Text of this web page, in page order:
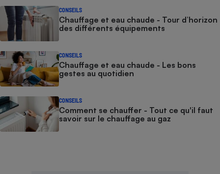
CONSEILS
Chauffage et eau chaude - Tour d’horizon
des différents équipements
CONSEILS
Chauffage et eau chaude - Les bons
gestes au quotidien
CONSEILS
Comment se chauffer - Tout ce qu'il faut
savoir sur le chauffage au gaz